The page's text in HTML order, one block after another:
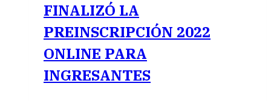
FINALIZÓ LA
PREINSCRIPCIÓN 2022
ONLINE PARA
INGRESANTES